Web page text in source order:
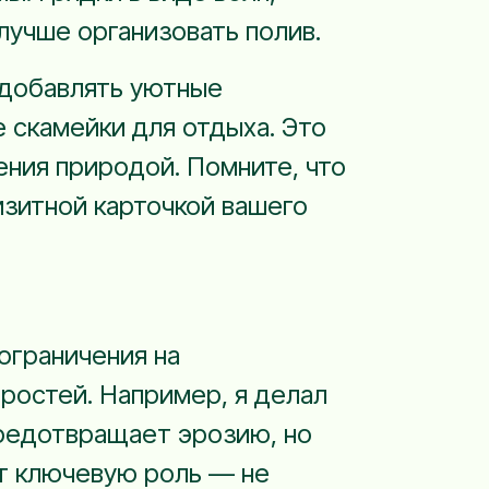
организовать полив.
уютные
для отдыха. Это
природой. Помните, что
карточкой вашего
на
Например, я делал
эрозию, но
ключевую роль — не